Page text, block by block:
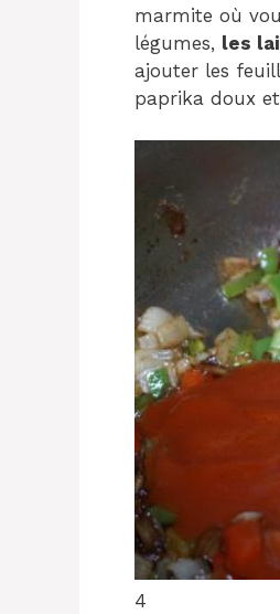
marmite où
légumes, les
ajouter les
paprika doux
4